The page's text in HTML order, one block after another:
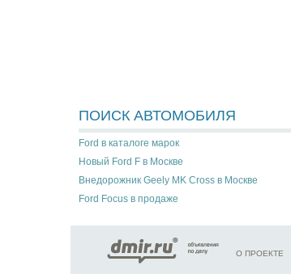
ПОИСК АВТОМОБИЛЯ
Ford в каталоге марок
Новый Ford F в Москве
Внедорожник Geely MK Cross в Москве
Ford Focus в продаже
О ПРОЕКТЕ